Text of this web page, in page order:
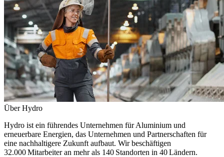
Über Hydro
Hydro ist ein führendes Unternehmen für Aluminium und
erneuerbare Energien, das Unternehmen und Partnerschaften für
eine nachhaltigere Zukunft aufbaut. Wir beschäftigen
32.000 Mitarbeiter an mehr als 140 Standorten in 40 Ländern.